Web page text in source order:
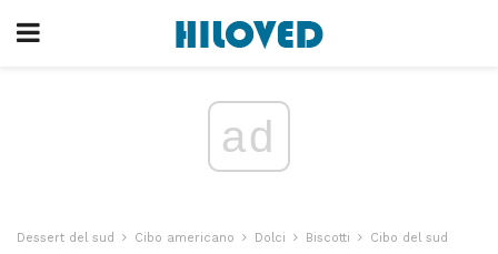
ad
Dessert del sud Cibo americano Dolci Biscotti Cibo del sud